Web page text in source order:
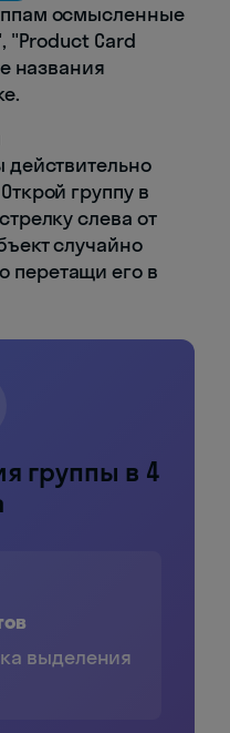
осмысленные
"Product Card
названия
действительно
группу в
слева от
случайно
перетащи его в
группы в 4
выделения